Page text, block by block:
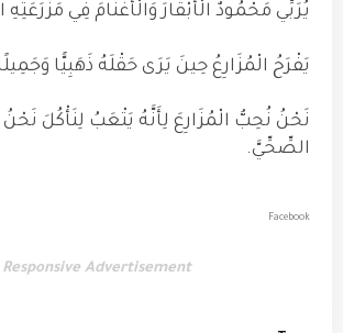
يُرَبِّي مَحْمُودٌ الْأَبْقَارَ وَالْأَغْنَامَ فِي
يَفْرَحُ الْمُزَارِعُ حِينَ يَرَى حَقْلَهُ ذَهَبِيًّا
نَحْنُ نُحِبُّ الْمُزَارِعَ لِأَنَّهُ يَتْعَبُ لِنَأْكُلَ
الصِّحِّيَّ.
Facebook
Responsive Advertisement